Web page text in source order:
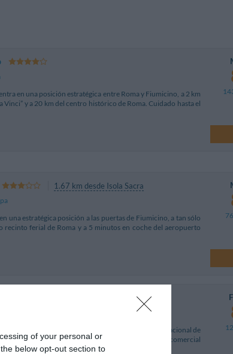
of your personal or
below opt-out section to
en una posición estratégica entre Roma y Fiumicino, a 2 km
y a 20 km del centro histórico de Roma. Cuidado hasta el
1.67 km desde Isola Sacra
una estratégica posición a las puertas de Fiumicino, a tan sólo
recinto ferial de Roma y a 5 minutos en coche del aeropuerto
se encuentra a pocos minutos del aeropuerto internacional de
al nuevo recinto ferial de Roma y el centro comercial